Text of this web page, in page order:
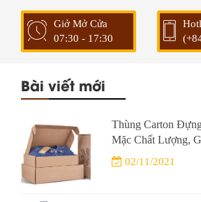
Giở Mở Cửa
07:30 - 17:30
Bài viết mới
Thùng Carton
Mặc Chất Lượng,
02/11/2021